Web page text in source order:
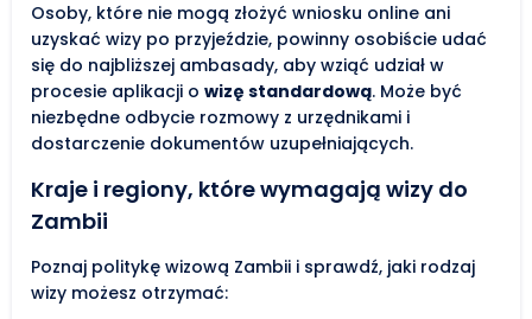
Osoby, które nie mogą złożyć wniosku online ani
uzyskać wizy po przyjeździe, powinny osobiście udać
się do najbliższej ambasady, aby wziąć udział w
procesie aplikacji o wizę standardową. Może być
niezbędne odbycie rozmowy z urzędnikami i
dostarczenie dokumentów uzupełniających.
Kraje i regiony, które wymagają wizy do
Zambii
Poznaj politykę wizową Zambii i sprawdź, jaki rodzaj
wizy możesz otrzymać: